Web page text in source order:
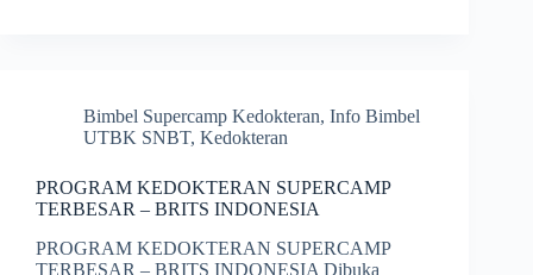
Bimbel Supercamp Kedokteran, Info Bimbel
UTBK SNBT, Kedokteran
PROGRAM KEDOKTERAN SUPERCAMP
TERBESAR – BRITS INDONESIA
PROGRAM KEDOKTERAN SUPERCAMP
TERBESAR – BRITS INDONESIA Dibuka